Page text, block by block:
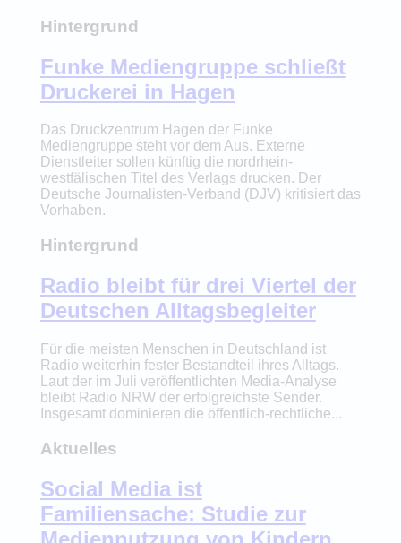
Hintergrund
Funke Mediengruppe schließt
Druckerei in Hagen
Das Druckzentrum Hagen der Funke
Mediengruppe steht vor dem Aus. Externe
Dienstleiter sollen künftig die nordrhein-
westfälischen Titel des Verlags drucken. Der
Deutsche Journalisten-Verband (DJV) kritisiert das
Vorhaben.
Hintergrund
Radio bleibt für drei Viertel der
Deutschen Alltagsbegleiter
Für die meisten Menschen in Deutschland ist
Radio weiterhin fester Bestandteil ihres Alltags.
Laut der im Juli veröffentlichten Media-Analyse
bleibt Radio NRW der erfolgreichste Sender.
Insgesamt dominieren die öffentlich-rechtliche...
Aktuelles
Social Media ist
Familiensache: Studie zur